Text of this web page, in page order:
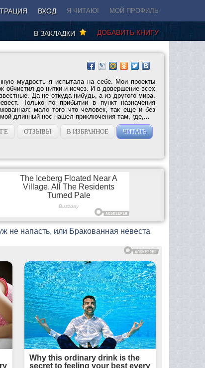
ВХОД Я ЧИТАЮ! МОЙ ПРОФИЛЬ
ДОБАВИТЬ КНИГУ
В ЗАКЛАДКИ
мудрость я испытала на себе. Мои проекты
обчистил до нитки и исчез. И в довершение всех
Да не откуда-нибудь, а из другого мира.
Только по прибытии в пункт назначения
мало того что человек, так еще и без
длинный нос нашел приключения там, где,...
ОТЗЫВЫ В ИЗБРАННОЕ ЧИТАТЬ
не напасть, или Бракованная невеста